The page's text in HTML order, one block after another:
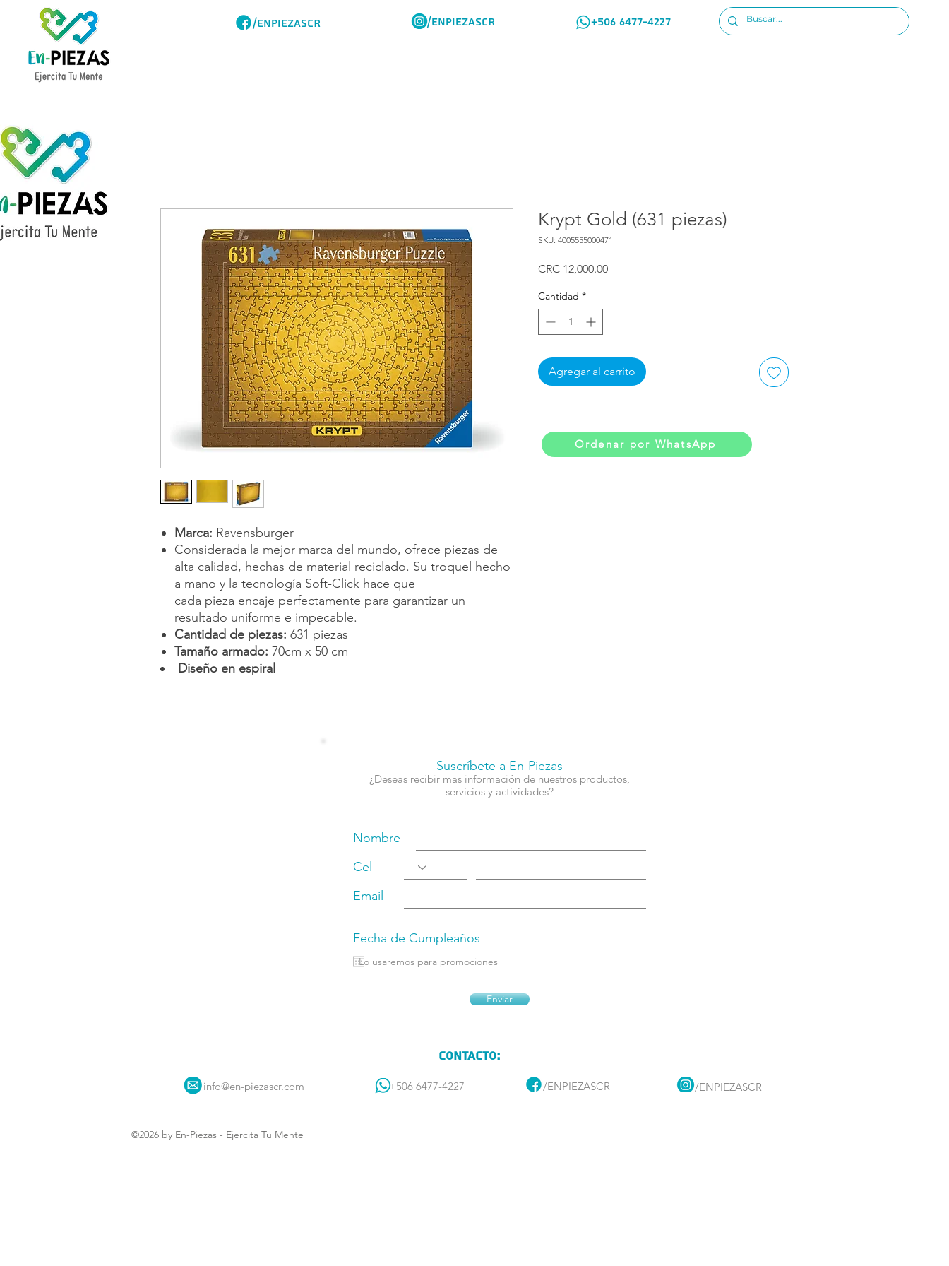
/ENPIEZASCR /ENPIEZASCR +506 6477-4227
Marca: Ravensburger
Considerada la mejor marca del mundo, ofrece piezas de
alta calidad, hechas de material reciclado. Su troquel hecho
a mano y la tecnología Soft-Click hace que
cada pieza encaje perfectamente para garantizar un
resultado uniforme e impecable.
Cantidad de piezas: 631 piezas
Tamaño armado: 70cm x 50 cm
Diseño en espiral
Krypt Gold (631 piezas)
SKU: 4005555000471
CRC 12,000.00Precio
Cantidad *
Agregar al carrito
Ordenar por WhatsApp
Suscríbete a En-Piezas
¿Deseas recibir mas información de nuestros productos,
servicios y actividades?
Nombre
Cel
Email
Enviar
Fecha de Cumpleaños
Contacto:
info@en-piezascr.com +506 6477-4227 /ENPIEZASCR /ENPIEZASCR
©2026 by En-Piezas - Ejercita Tu Mente